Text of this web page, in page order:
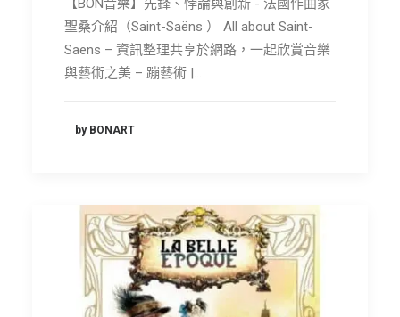
【BON音樂】先鋒、悖論與創新 - 法國作曲家
聖桑介紹（Saint-Saëns ） All about Saint-
Saëns – 資訊整理共享於網路，一起欣賞音樂
與藝術之美 – 蹦藝術 |…
by BONART